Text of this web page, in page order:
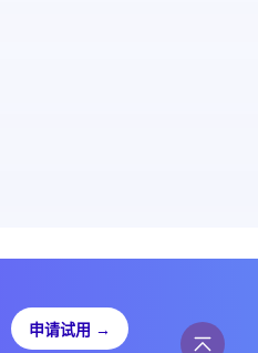
申请试用 →